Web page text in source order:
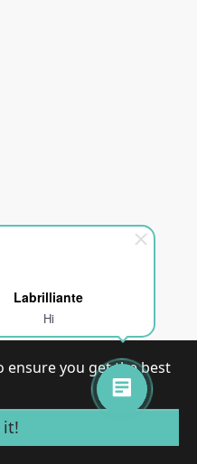
Labrilliante
Hi
ensure you get the best
it!